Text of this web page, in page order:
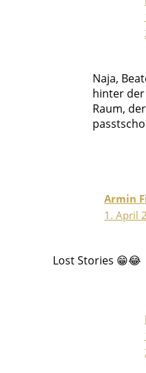
Naja,
hinter der
Raum,
Armin
1. April
Lost Stories 😁😂